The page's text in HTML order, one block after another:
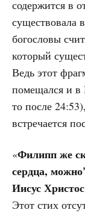
содержится в
существовала
богословы
который
Ведь этот
помещался и в
то после
встречается
«Филипп же
сердца,
Иисус
Этот стих